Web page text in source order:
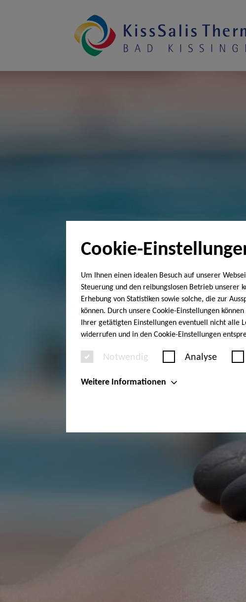
Cookie-
Um Ihnen einen idealen Besuch auf unserer
Steuerung und den reibungslosen Betrieb unserer
Erhebung von Statistiken sowie solche, die zur
können. Durch unsere Cookie-Einstellungen
Ihrer getätigten Einstellungen eventuell nicht alle
widerrufen und in den Cookie-Einstellungen
Notwendig Analyse
Weitere Informationen